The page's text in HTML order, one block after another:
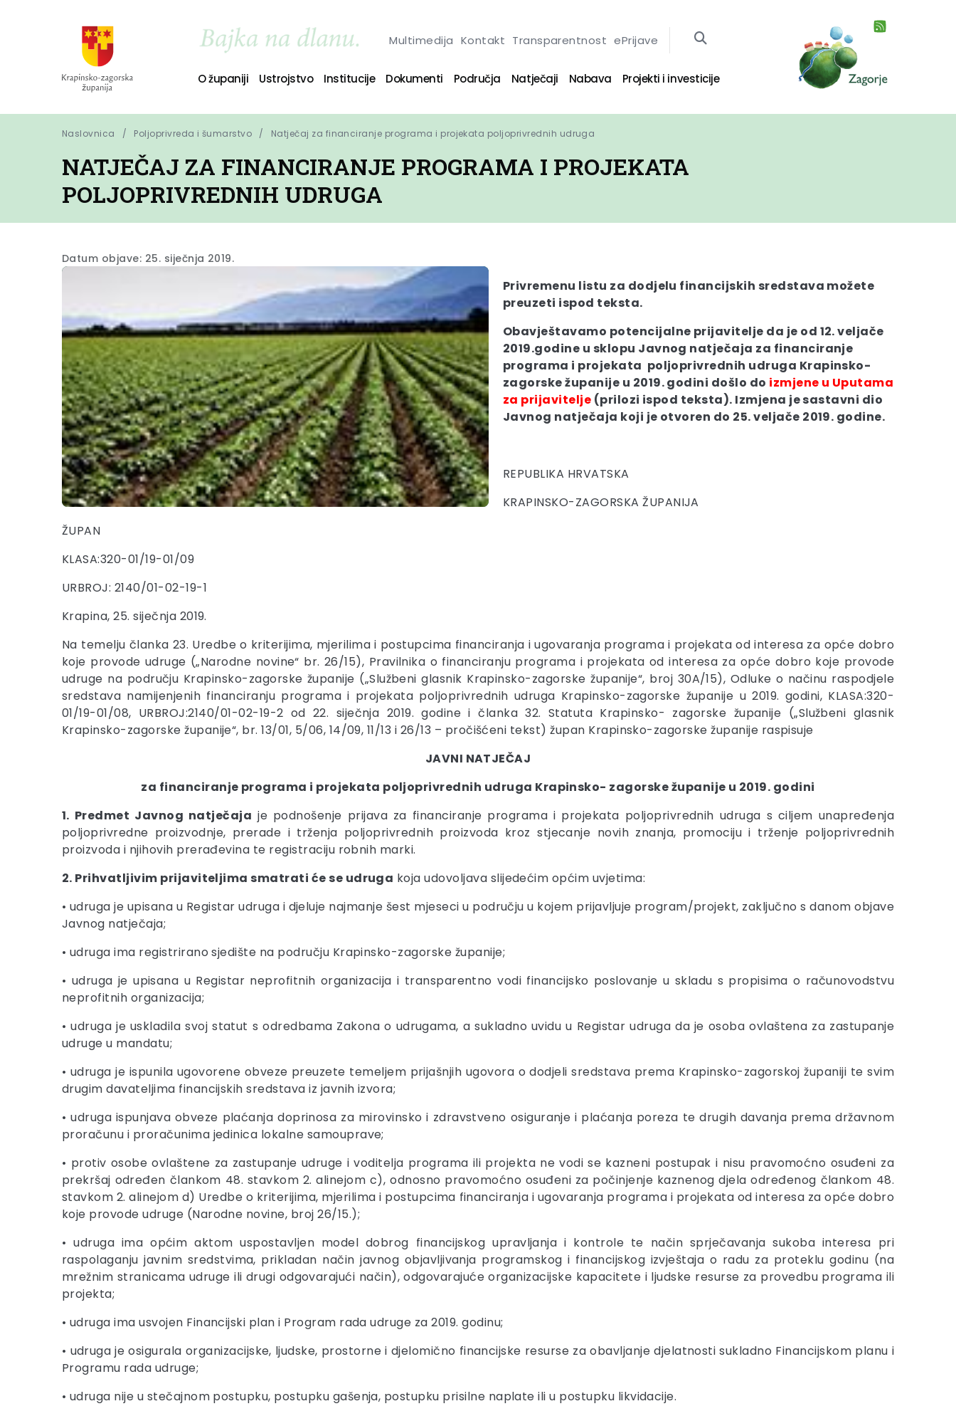
Multimedija Kontakt Transparentnost ePrijave
O županiji Ustrojstvo Institucije Dokumenti Područja Natječaji Nabava Projekti i investicije
Naslovnica Poljoprivreda i šumarstvo Natječaj za financiranje programa i projekata poljoprivrednih udruga
NATJEČAJ ZA FINANCIRANJE PROGRAMA I PROJEKATA
POLJOPRIVREDNIH UDRUGA
Datum objave: 25. siječnja 2019.
Privremenu listu za dodjelu financijskih sredstava možete
preuzeti ispod teksta.
Obavještavamo potencijalne prijavitelje da je od 12. veljače
2019.godine u sklopu Javnog natječaja za financiranje
programa i projekata poljoprivrednih udruga Krapinsko-
zagorske županije u 2019. godini došlo do izmjene u Uputama
za prijavitelje (prilozi ispod teksta). Izmjena je sastavni dio
Javnog natječaja koji je otvoren do 25. veljače 2019. godine.
REPUBLIKA HRVATSKA
KRAPINSKO-ZAGORSKA ŽUPANIJA
ŽUPAN
KLASA:320-01/19-01/09
URBROJ: 2140/01-02-19-1
Krapina, 25. siječnja 2019.
Na temelju članka 23. Uredbe o kriterijima, mjerilima i postupcima financiranja i ugovaranja programa i projekata od interesa za opće dobro
koje provode udruge („Narodne novine“ br. 26/15), Pravilnika o financiranju programa i projekata od interesa za opće dobro koje provode
udruge na području Krapinsko-zagorske županije („Službeni glasnik Krapinsko-zagorske županije“, broj 30A/15), Odluke o načinu raspodjele
sredstava namijenjenih financiranju programa i projekata poljoprivrednih udruga Krapinsko-zagorske županije u 2019. godini, KLASA:320-
01/19-01/08, URBROJ:2140/01-02-19-2 od 22. siječnja 2019. godine i članka 32. Statuta Krapinsko- zagorske županije („Službeni glasnik
Krapinsko-zagorske županije“, br. 13/01, 5/06, 14/09, 11/13 i 26/13 – pročišćeni tekst) župan Krapinsko-zagorske županije raspisuje
JAVNI NATJEČAJ
za financiranje programa i projekata poljoprivrednih udruga Krapinsko- zagorske županije u 2019. godini
1. Predmet Javnog natječaja je podnošenje prijava za financiranje programa i projekata poljoprivrednih udruga s ciljem unapređenja
poljoprivredne proizvodnje, prerade i trženja poljoprivrednih proizvoda kroz stjecanje novih znanja, promociju i trženje poljoprivrednih
proizvoda i njihovih prerađevina te registraciju robnih marki.
2. Prihvatljivim prijaviteljima smatrati će se udruga koja udovoljava slijedećim općim uvjetima:
• udruga je upisana u Registar udruga i djeluje najmanje šest mjeseci u području u kojem prijavljuje program/projekt, zaključno s danom objave
Javnog natječaja;
• udruga ima registrirano sjedište na području Krapinsko-zagorske županije;
• udruga je upisana u Registar neprofitnih organizacija i transparentno vodi financijsko poslovanje u skladu s propisima o računovodstvu
neprofitnih organizacija;
• udruga je uskladila svoj statut s odredbama Zakona o udrugama, a sukladno uvidu u Registar udruga da je osoba ovlaštena za zastupanje
udruge u mandatu;
• udruga je ispunila ugovorene obveze preuzete temeljem prijašnjih ugovora o dodjeli sredstava prema Krapinsko-zagorskoj županiji te svim
drugim davateljima financijskih sredstava iz javnih izvora;
• udruga ispunjava obveze plaćanja doprinosa za mirovinsko i zdravstveno osiguranje i plaćanja poreza te drugih davanja prema državnom
proračunu i proračunima jedinica lokalne samouprave;
• protiv osobe ovlaštene za zastupanje udruge i voditelja programa ili projekta ne vodi se kazneni postupak i nisu pravomoćno osuđeni za
prekršaj određen člankom 48. stavkom 2. alinejom c), odnosno pravomoćno osuđeni za počinjenje kaznenog djela određenog člankom 48.
stavkom 2. alinejom d) Uredbe o kriterijima, mjerilima i postupcima financiranja i ugovaranja programa i projekata od interesa za opće dobro
koje provode udruge (Narodne novine, broj 26/15.);
• udruga ima općim aktom uspostavljen model dobrog financijskog upravljanja i kontrole te način sprječavanja sukoba interesa pri
raspolaganju javnim sredstvima, prikladan način javnog objavljivanja programskog i financijskog izvještaja o radu za proteklu godinu (na
mrežnim stranicama udruge ili drugi odgovarajući način), odgovarajuće organizacijske kapacitete i ljudske resurse za provedbu programa ili
projekta;
• udruga ima usvojen Financijski plan i Program rada udruge za 2019. godinu;
• udruga je osigurala organizacijske, ljudske, prostorne i djelomično financijske resurse za obavljanje djelatnosti sukladno Financijskom planu i
Programu rada udruge;
• udruga nije u stečajnom postupku, postupku gašenja, postupku prisilne naplate ili u postupku likvidacije.